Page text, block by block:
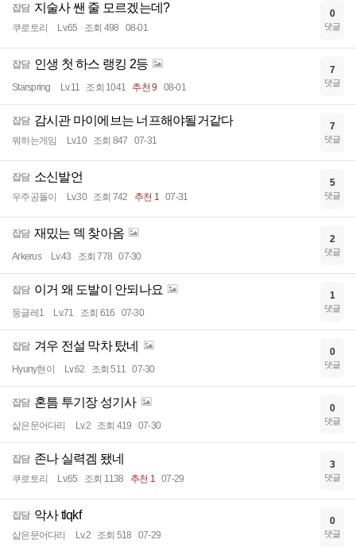
잡담 지술사 쌘 줄 모르겠는데?
쿠로토리 Lv.65 조회 498 08-01
0
댓글
잡담 인생 첫 하스 랭킹 2등
Starspring Lv.11 조회 1041 추천 9 08-01
7
댓글
잡담 감시관 마이에브는 너프해야될거같다
뭐하는게임 Lv.10 조회 847 07-31
7
댓글
잡담 소신발언
우주공돌이 Lv.30 조회 742 추천 1 07-31
5
댓글
잡담 재밌는 덱 찾아옴
Arkerus Lv.43 조회 778 07-30
2
댓글
잡담 이거 왜 도발이 안되나요
둥글레1 Lv.71 조회 616 07-30
1
댓글
잡담 겨우 전설 막차 탔네
Hyuny현이 Lv.62 조회 511 07-30
0
댓글
잡담 혼틈 투기장 성기사
삶은문어다리 Lv.2 조회 419 07-30
0
댓글
잡담 존나 실력겜 됐네
쿠로토리 Lv.65 조회 1138 추천 1 07-29
3
댓글
잡담 악사 tlqkf
삶은문어다리 Lv.2 조회 518 07-29
0
댓글